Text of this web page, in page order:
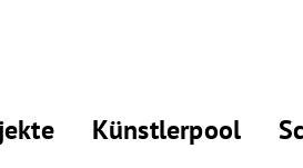
Künstlerpool